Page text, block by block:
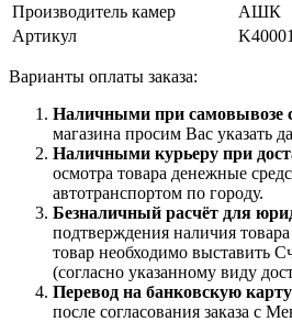
Производитель камер
АШК
Артикул
Варианты оплаты заказа:
Наличными при самовывозе
магазина просим Вас указать
Наличными курьеру при
осмотра товара денежные
автотранспортом по городу.
Безналичный расчёт для
подтверждения наличия
товар необходимо выставить
(согласно указанному виду
Перевод на банковскую карту
после согласования заказа с